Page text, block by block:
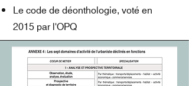
Le code de déonthologie, voté en
2015 par l'OPQ